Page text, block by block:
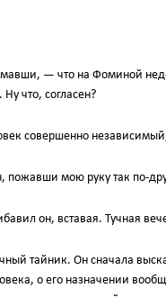
— что на Фоминой
что, согласен?
совершенно
мою руку так по-
он, вставая. Тучная
тайник. Он сначала
о его назначении